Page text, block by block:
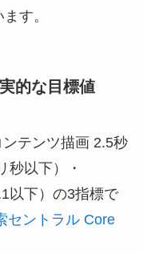
す。
的な目標値
テンツ描画 2.5秒
秒以下）・
以下）の3指標で
セントラル Core